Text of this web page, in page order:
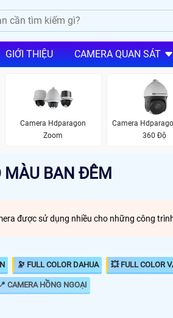
GIỚI THIỆU CAMERA QUAN SÁT
Camera Hdparagon
Zoom
Camera
360 Độ
MÀU BAN ĐÊM
được sử dụng nhiều cho những công
🔭 FULL COLOR DAHUA 💥 FULL COLOR
CAMERA HỒNG NGOẠI